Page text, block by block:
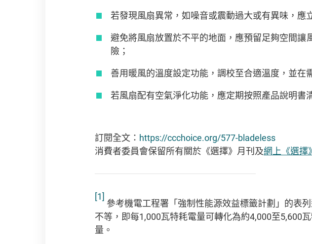
若發現風扇異常，如噪音或震動過大或有異味，應
避免將風扇放置於不平的地面，應預留足夠空間
險；
善用暖風的溫度設定功能，調校至合適溫度，並
若風扇配有空氣淨化功能，應定期按照產品說明書
訂閱全文： https://ccchoice.org/577-bladeless
消費者委員會保留所有關於《選擇》月刊及網上《選擇》
[1]
參考機電工程署「強制性能源效益標籤計劃」的表
不等，即每1,000瓦特耗電量可轉化為約4,000至5,600
量。